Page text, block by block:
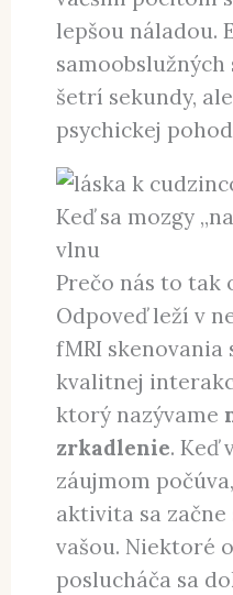
lepšou náladou.
šetrí sekundy,
psychickej
Keď sa mozgy
vlnu
Prečo nás to tak
Odpoveď leží v
fMRI skenovania
kvalitnej
ktorý nazývame
zrkadlenie. Keď
záujmom
aktivita sa
vašou. Niektoré
poslucháča sa